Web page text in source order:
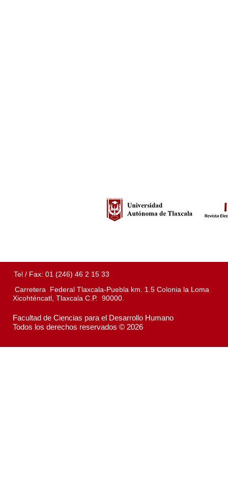
Tel / Fax: 01 (246) 46 2 15 33
Carretera Federal Tlaxcala-Puebla km. 1.5 Colonia la Loma
Xicohténcatl, Tlaxcala C.P. 90000.
Facultad de Ciencias para el Desarrollo Humano
Todos los derechos reservados © 2026